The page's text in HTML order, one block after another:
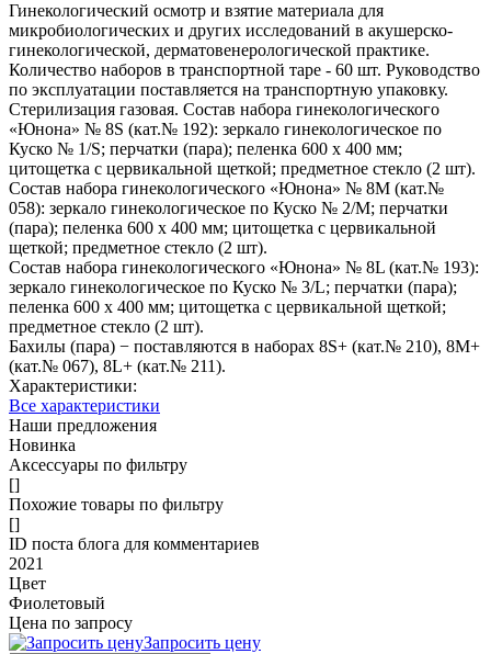
Гинекологический осмотр и взятие материала для
микробиологических и других исследований в акушерско-
гинекологической, дерматовенерологической практике.
Количество наборов в транспортной таре - 60 шт. Руководство
по эксплуатации поставляется на транспортную упаковку.
Стерилизация газовая. Состав набора гинекологического
«Юнона» № 8S (кат.№ 192): зеркало гинекологическое по
Куско № 1/S; перчатки (пара); пеленка 600 х 400 мм;
цитощетка с цервикальной щеткой; предметное стекло (2 шт).
Состав набора гинекологического «Юнона» № 8M (кат.№
058): зеркало гинекологическое по Куско № 2/M; перчатки
(пара); пеленка 600 х 400 мм; цитощетка с цервикальной
щеткой; предметное стекло (2 шт).
Состав набора гинекологического «Юнона» № 8L (кат.№ 193):
зеркало гинекологическое по Куско № 3/L; перчатки (пара);
пеленка 600 х 400 мм; цитощетка с цервикальной щеткой;
предметное стекло (2 шт).
Бахилы (пара) − поставляются в наборах 8S+ (кат.№ 210), 8M+
(кат.№ 067), 8L+ (кат.№ 211).
Характеристики:
Все характеристики
Наши предложения
Новинка
Аксессуары по фильтру
[]
Похожие товары по фильтру
[]
ID поста блога для комментариев
2021
Цвет
Фиолетовый
Цена по запросу
Запросить цену